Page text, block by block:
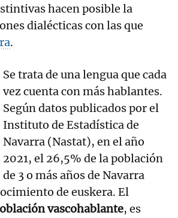
hacen posible la
dialécticas con las que
.
Se trata de una lengua que cada
vez cuenta con más hablantes.
Según datos publicados por el
Instituto de Estadística de
Navarra (Nastat), en el año
2021, el 26,5% de la población
de 3 o más años de Navarra
de euskera. El
vascohablante, es